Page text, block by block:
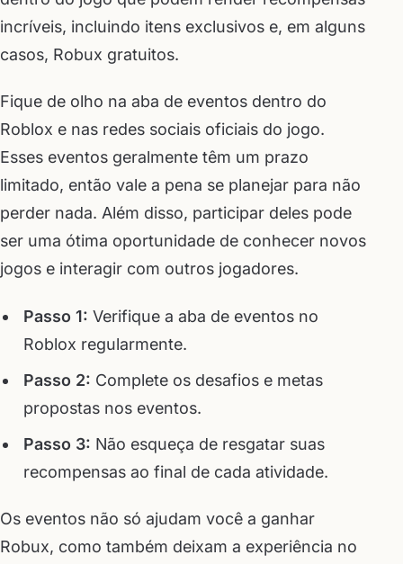
incríveis, incluindo itens exclusivos e, em alguns
casos, Robux gratuitos.
Fique de olho na aba de eventos dentro do
Roblox e nas redes sociais oficiais do jogo.
Esses eventos geralmente têm um prazo
limitado, então vale a pena se planejar para não
perder nada. Além disso, participar deles pode
ser uma ótima oportunidade de conhecer novos
jogos e interagir com outros jogadores.
Passo 1: Verifique a aba de eventos no
Roblox regularmente.
Passo 2: Complete os desafios e metas
propostas nos eventos.
Passo 3: Não esqueça de resgatar suas
recompensas ao final de cada atividade.
Os eventos não só ajudam você a ganhar
Robux, como também deixam a experiência no